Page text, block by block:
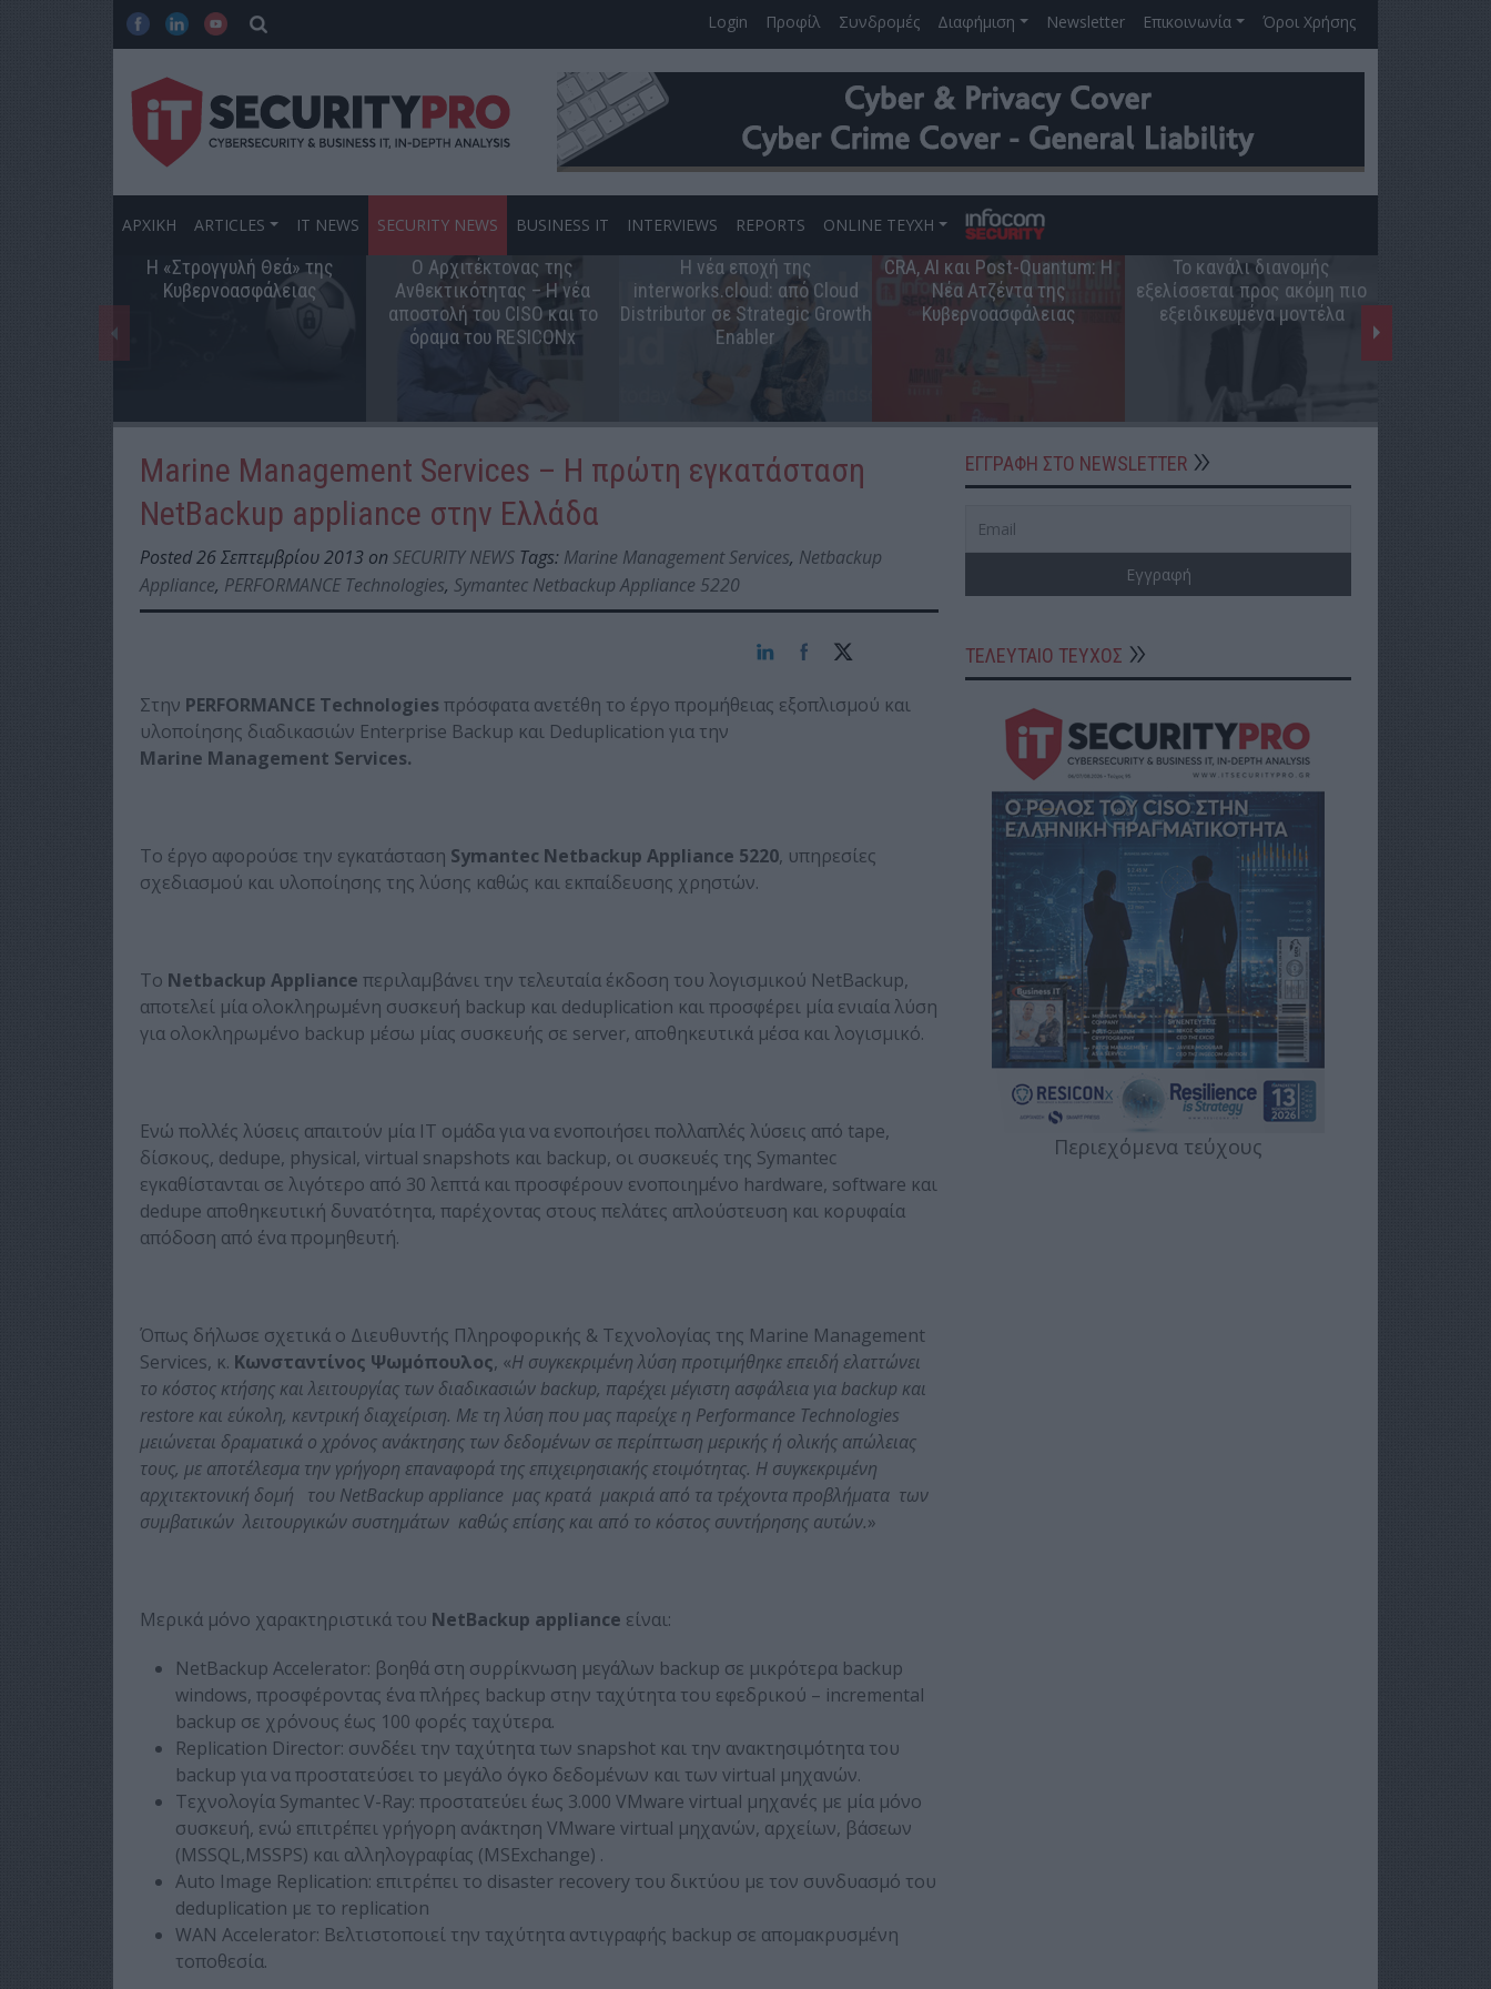
Login Προφίλ Συνδρομές Διαφήμιση Newsletter Επικοινωνία Όροι Χρήσης
ΑΡΧΙΚΗ ARTICLES IT NEWS SECURITY NEWS BUSINESS IT INTERVIEWS REPORTS ONLINE ΤΕΥΧΗ
Η «Στρογγυλή Θεά» της
Κυβερνοασφάλειας
Ο Αρχιτέκτονας της
Ανθεκτικότητας – Η νέα
αποστολή του CISO και το
όραμα του RESICONx
Η νέα εποχή της
interworks.cloud: από Cloud
Distributor σε Strategic Growth
Enabler
CRA, AI και Post-Quantum: Η
Νέα Ατζέντα της
Κυβερνοασφάλειας
Το κανάλι διανομής
εξελίσσεται προς ακόμη πιο
εξειδικευμένα μοντέλα
Marine Management Services – Η πρώτη εγκατάσταση
NetBackup appliance στην Ελλάδα
Posted 26 Σεπτεμβρίου 2013 on SECURITY NEWS Tags: Marine Management Services, Netbackup
Appliance, PERFORMANCE Technologies, Symantec Netbackup Appliance 5220
Στην PERFORMANCE Technologies πρόσφατα ανετέθη το έργο προμήθειας εξοπλισμού και
υλοποίησης διαδικασιών Enterprise Backup και Deduplication για την
Marine Management Services.
Το έργο αφορούσε την εγκατάσταση Symantec Netbackup Appliance 5220, υπηρεσίες
σχεδιασμού και υλοποίησης της λύσης καθώς και εκπαίδευσης χρηστών.
Το Netbackup Appliance περιλαμβάνει την τελευταία έκδοση του λογισμικού NetBackup,
αποτελεί μία ολοκληρωμένη συσκευή backup και deduplication και προσφέρει μία ενιαία λύση
για ολοκληρωμένο backup μέσω μίας συσκευής σε server, αποθηκευτικά μέσα και λογισμικό.
Ενώ πολλές λύσεις απαιτούν μία ΙΤ ομάδα για να ενοποιήσει πολλαπλές λύσεις από tape,
δίσκους, dedupe, physical, virtual snapshots και backup, οι συσκευές της Symantec
εγκαθίστανται σε λιγότερο από 30 λεπτά και προσφέρουν ενοποιημένο hardware, software και
dedupe αποθηκευτική δυνατότητα, παρέχοντας στους πελάτες απλούστευση και κορυφαία
απόδοση από ένα προμηθευτή.
Όπως δήλωσε σχετικά ο Διευθυντής Πληροφορικής & Τεχνολογίας της Marine Management
Services, κ. Κωνσταντίνος Ψωμόπουλος, «Η συγκεκριμένη λύση προτιμήθηκε επειδή ελαττώνει
το κόστος κτήσης και λειτουργίας των διαδικασιών backup, παρέχει μέγιστη ασφάλεια για backup και
restore και εύκολη, κεντρική διαχείριση. Με τη λύση που μας παρείχε η Performance Technologies
μειώνεται δραματικά ο χρόνος ανάκτησης των δεδομένων σε περίπτωση μερικής ή ολικής απώλειας
τους, με αποτέλεσμα την γρήγορη επαναφορά της επιχειρησιακής ετοιμότητας. Η συγκεκριμένη
αρχιτεκτονική δομή του NetBackup appliance μας κρατά μακριά από τα τρέχοντα προβλήματα των
συμβατικών λειτουργικών συστημάτων καθώς επίσης και από το κόστος συντήρησης αυτών.»
Μερικά μόνο χαρακτηριστικά του NetBackup appliance είναι:
NetBackup Accelerator: βοηθά στη συρρίκνωση μεγάλων backup σε μικρότερα backup
windows, προσφέροντας ένα πλήρες backup στην ταχύτητα του εφεδρικού – incremental
backup σε χρόνους έως 100 φορές ταχύτερα.
Replication Director: συνδέει την ταχύτητα των snapshot και την ανακτησιμότητα του
backup για να προστατεύσει το μεγάλο όγκο δεδομένων και των virtual μηχανών.
Τεχνολογία Symantec V-Ray: προστατεύει έως 3.000 VMware virtual μηχανές με μία μόνο
συσκευή, ενώ επιτρέπει γρήγορη ανάκτηση VMware virtual μηχανών, αρχείων, βάσεων
(MSSQL,MSSPS) και αλληλογραφίας (MSExchange) .
Auto Image Replication: επιτρέπει το disaster recovery του δικτύου με τον συνδυασμό του
deduplication με το replication
WAN Accelerator: Βελτιστοποιεί την ταχύτητα αντιγραφής backup σε απομακρυσμένη
τοποθεσία.
ΕΓΓΡΑΦΗ ΣΤΟ NEWSLETTER
ΤΕΛΕΥΤΑΙΟ ΤΕΥΧΟΣ
Περιεχόμενα τεύχους